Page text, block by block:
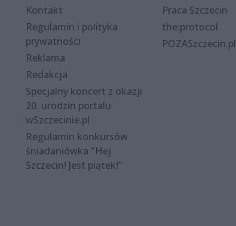
Kontakt
Regulamin i polityka
prywatności
Reklama
Redakcja
Specjalny koncert z okazji
20. urodzin portalu
wSzczecinie.pl
Regulamin konkursów
śniadaniówka "Hej
Szczecin! Jest piątek!"
Praca Szczecin
the:protocol
POZASzczecin.pl